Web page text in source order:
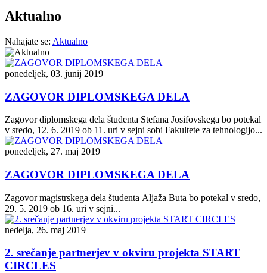
Aktualno
Nahajate se: Aktualno
ponedeljek, 03. junij 2019
ZAGOVOR DIPLOMSKEGA DELA
Zagovor diplomskega dela študenta Stefana Josifovskega bo potekal
v sredo, 12. 6. 2019 ob 11. uri v sejni sobi Fakultete za tehnologijo...
ponedeljek, 27. maj 2019
ZAGOVOR DIPLOMSKEGA DELA
Zagovor magistrskega dela študenta Aljaža Buta bo potekal v sredo,
29. 5. 2019 ob 16. uri v sejni...
nedelja, 26. maj 2019
2. srečanje partnerjev v okviru projekta START
CIRCLES